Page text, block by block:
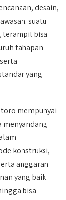
desain,
suatu
terampil bisa
tahapan
yang
mempunyai
menyandang
konstruksi,
anggaran
yang baik
bisa